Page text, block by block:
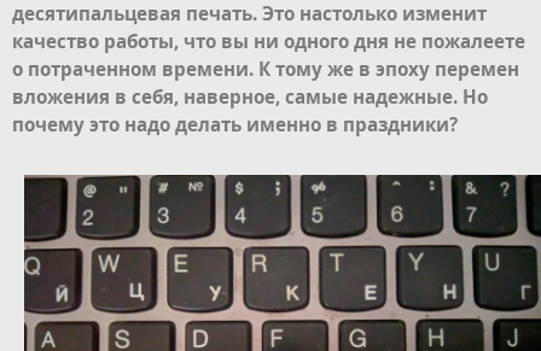
десятипальцевая печать. Это настолько изменит
качество работы, что вы ни одного дня не пожалеете
о потраченном времени. К тому же в эпоху перемен
вложения в себя, наверное, самые надежные. Но
почему это надо делать именно в праздники?